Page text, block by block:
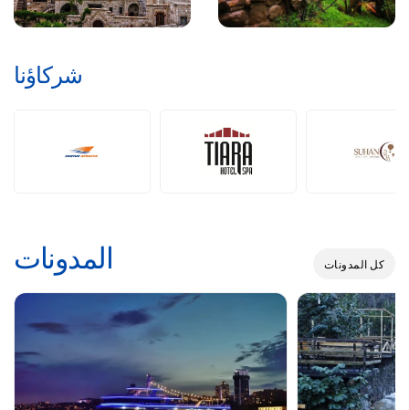
شركاؤنا
المدونات كل المدونات